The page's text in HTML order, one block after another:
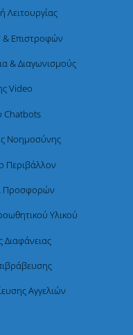
Λειτουργίας
Επιστροφών
& Διαγωνισμούς
Video
Chatbots
Νοημοσύνης
Περιβάλλον
Προσφορών
Υλικού
Διαφάνειας
Αγγελιών